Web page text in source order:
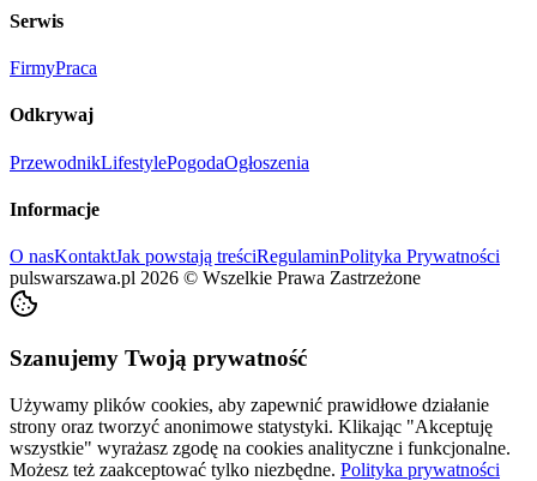
Serwis
FirmyPraca
Odkrywaj
PrzewodnikLifestylePogodaOgłoszenia
Informacje
O nasKontaktJak powstają treściRegulaminPolityka Prywatności
pulswarszawa.pl 2026 © Wszelkie Prawa Zastrzeżone
Szanujemy Twoją prywatność
Używamy plików cookies, aby zapewnić prawidłowe działanie
strony oraz tworzyć anonimowe statystyki. Klikając "Akceptuję
wszystkie" wyrażasz zgodę na cookies analityczne i funkcjonalne.
Możesz też zaakceptować tylko niezbędne. Polityka prywatności